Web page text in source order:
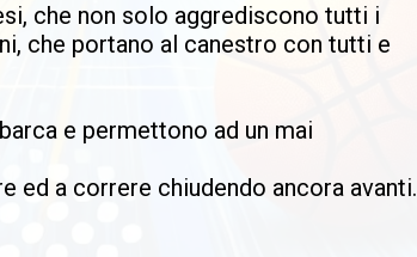
che non solo aggrediscono tutti i
che portano al canestro con tutti e
e permettono ad un mai
ed a correre chiudendo ancora avanti.